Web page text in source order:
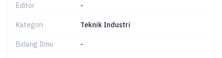
Editor -
Kategori Teknik Industri
Bidang Ilmu -